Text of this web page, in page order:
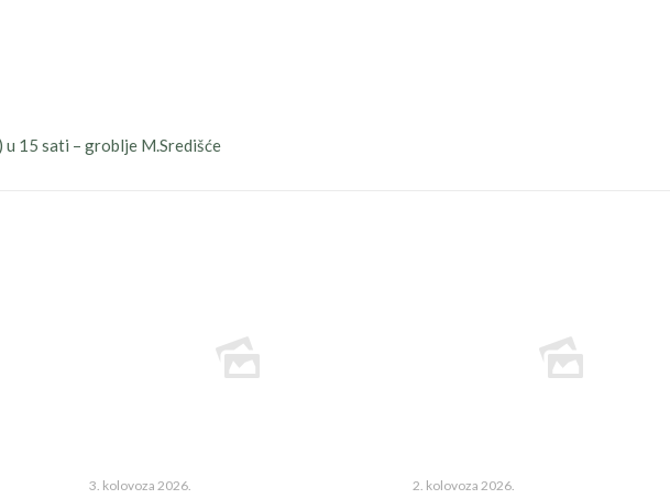
15 sati – groblje M.Središće
3. kolovoza 2026. 2. kolovoza 2026.